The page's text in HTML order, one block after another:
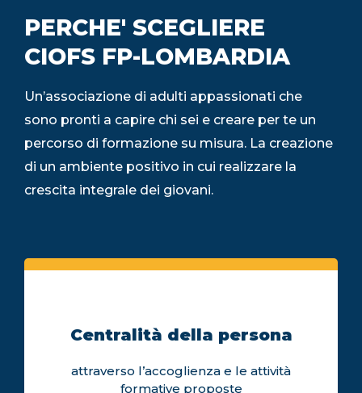
PERCHE' SCEGLIERE
CIOFS FP-LOMBARDIA
Un’associazione di adulti appassionati che
sono pronti a capire chi sei e creare per te un
percorso di formazione su misura. La creazione
di un ambiente positivo in cui realizzare la
crescita integrale dei giovani.
Centralità della persona
attraverso l’accoglienza e le attività
formative proposte